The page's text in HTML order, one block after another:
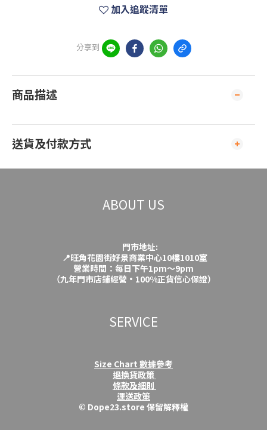
加入追蹤清單
分享到
商品描述
送貨及付款方式
ABOUT US
門市地址:
📍旺角花園街好景商業中心10樓1010室
營業時間：每日下午1pm～9pm
（九年門市店鋪經營·100%正貨信心保證）
SERVICE
Size Chart 數據參考
退換貨政策
條款及細則
運送政策
© Dope23.store 保留解釋權